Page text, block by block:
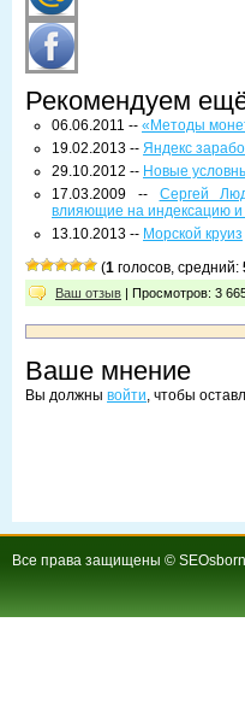
Рекомендуем
06.06.2011 -- «Методы
19.02.2013 -- Яндекс
29.10.2012 -- Новые
17.03.2009 -- Сергей
влияющие на индексацию
13.10.2013 -- Морской круиз
(1 голосов, средний:
Ваш отзыв | Просмотров: 3
Ваше мнение
Вы должны войти, чтобы
Все права защищены ©